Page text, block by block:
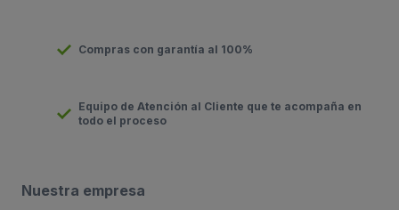
Compras con garantía al 100%
Equipo de Atención al Cliente que te acompaña en
todo el proceso
Nuestra empresa